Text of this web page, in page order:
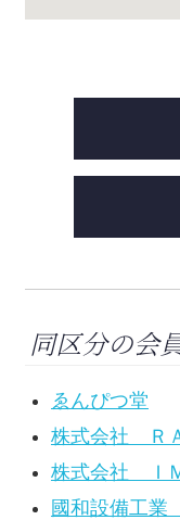
同区分の会
ゑんぴつ堂
株式会社 Ｒ
株式会社 Ｉ
國和設備工業